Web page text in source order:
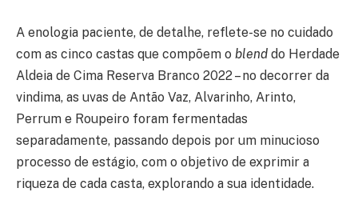
A enologia paciente, de detalhe, reflete-se no cuidado
com as cinco castas que compõem o blend do Herdade
Aldeia de Cima Reserva Branco 2022 – no decorrer da
vindima, as uvas de Antão Vaz, Alvarinho, Arinto,
Perrum e Roupeiro foram fermentadas
separadamente, passando depois por um minucioso
processo de estágio, com o objetivo de exprimir a
riqueza de cada casta, explorando a sua identidade.